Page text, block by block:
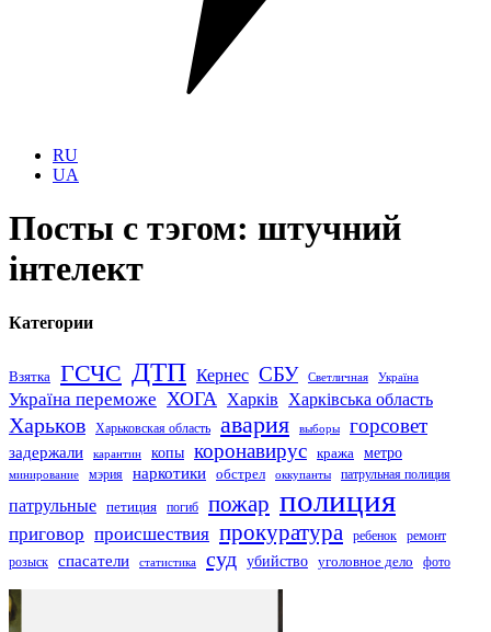
RU
UA
Посты с тэгом: штучний
інтелект
Категории
Взятка ГСЧС ДТП Кернес СБУ Светличная Україна
Україна переможе ХОГА Харків Харківська область
Харьков Харьковская область авария выборы горсовет
задержали карантин копы коронавирус кража метро
минирование мэрия наркотики обстрел оккупанты патрульная полиция
патрульные петиция погиб пожар полиция
приговор происшествия прокуратура ребенок
ремонт
розыск
спасатели статистика суд убийство уголовное дело фото